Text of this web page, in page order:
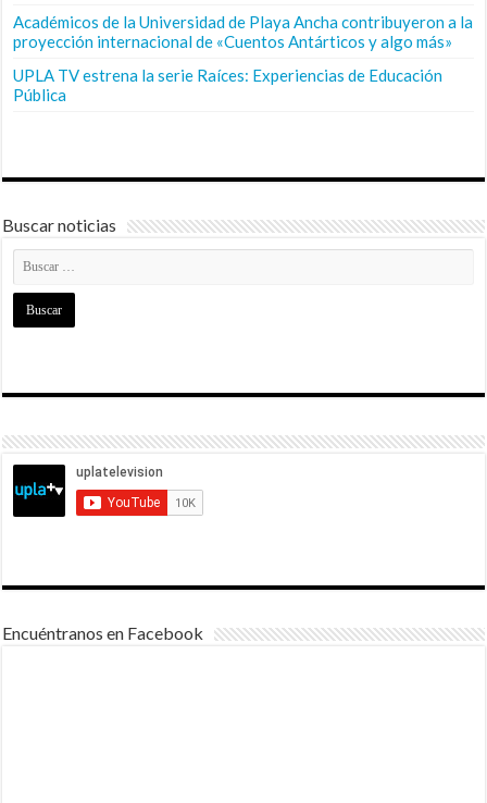
Académicos de la Universidad de Playa Ancha contribuyeron a la
proyección internacional de «Cuentos Antárticos y algo más»
UPLA TV estrena la serie Raíces: Experiencias de Educación
Pública
Buscar noticias
Encuéntranos en Facebook